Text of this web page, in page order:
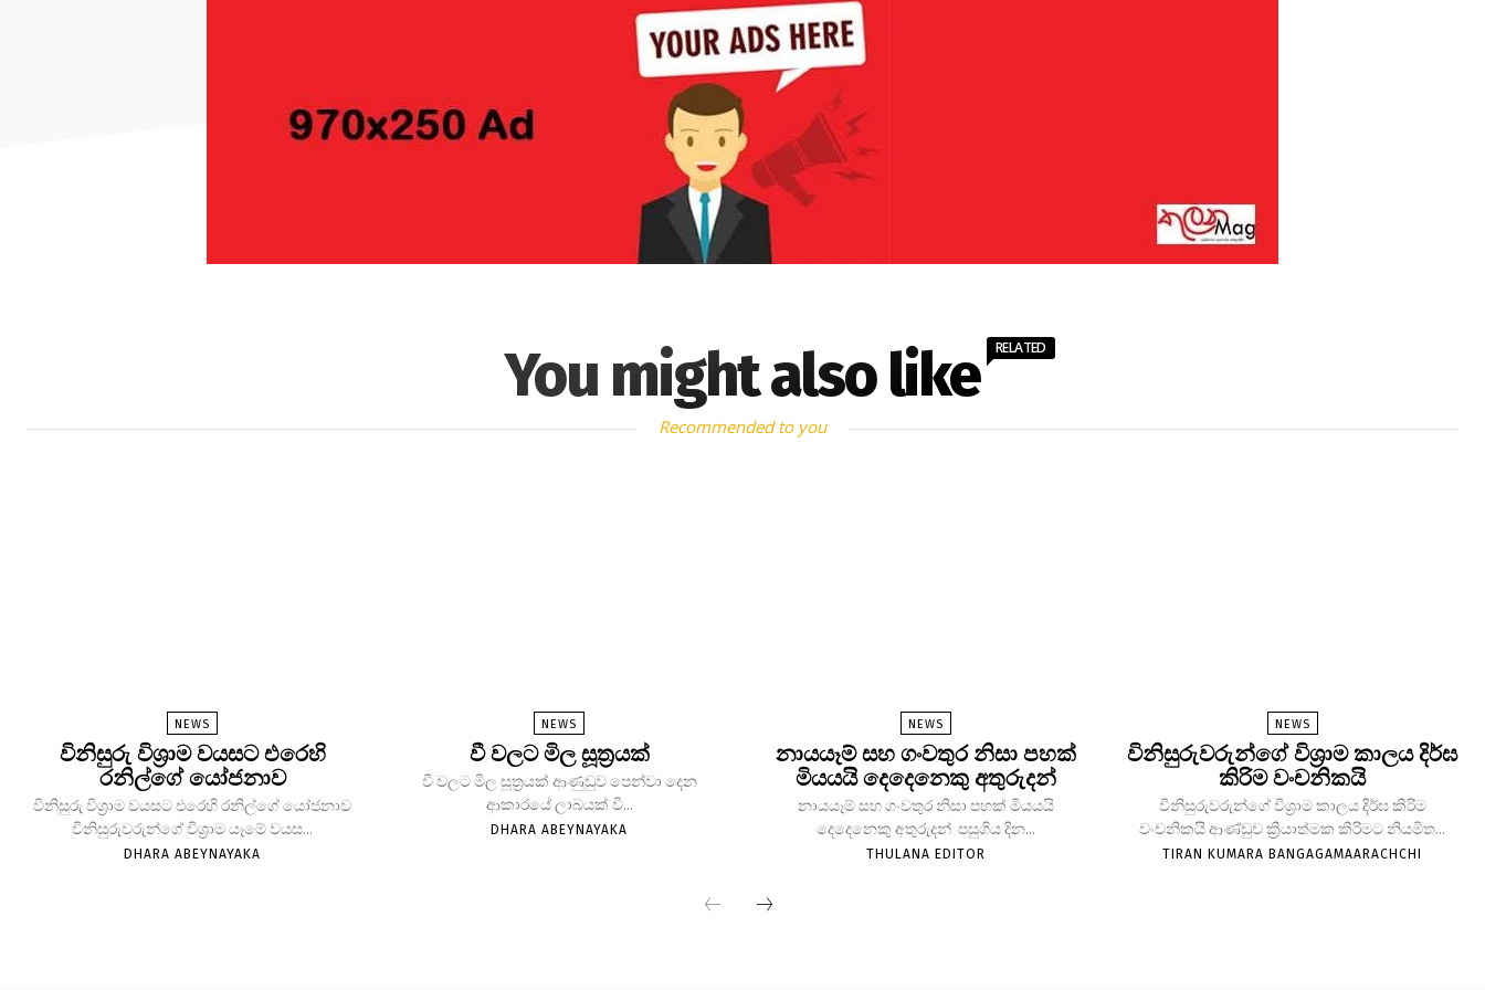
You might also like RELATED
Recommended to you
NEWS
විනිසුරු විශ්‍රාම වයසට එරෙහි
රනිල්ගේ යෝජනාව
විනිසුරු විශ්‍රාම වයසට එරෙහි රනිල්ගේ යෝජනාව
විනිසුරුවරුන්ගේ විශ්‍රාම යෑමේ වයස...
DHARA ABEYNAYAKA
NEWS
වී වලට මිල සූත්‍රයක්
වී වලට මිල සූත්‍රයක් ආණුඩුව පෙන්වා දෙන
ආකාරයේ ලාබයක් වී...
DHARA ABEYNAYAKA
NEWS
නායයෑම් සහ ගංවතුර නිසා පහක්
මියයයි දෙදෙනෙකු අතුරුදන්
නායයෑම් සහ ගංවතුර නිසා පහක් මියයයි
දෙදෙනෙකු අතුරුදන් පසුගිය දින...
THULANA EDITOR
NEWS
විනිසුරුවරුන්ගේ විශ්‍රාම කාලය දිර්ඝ
කිරිම වංචනිකයි
විනිසුරුවරුන්ගේ විශ්‍රාම කාලය දිර්ඝ කිරිම
වංචනිකයි ආණ්ඩුව ක්‍රියාත්මක කිරිමට නියමිත...
TIRAN KUMARA BANGAGAMAARACHCHI